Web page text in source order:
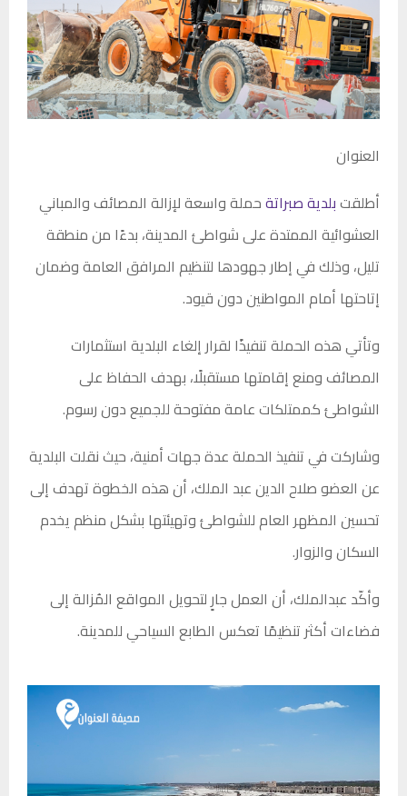
العنوان
أطلقتبلدية صبراتةحملة واسعة لإزالة المصائف والمباني
العشوائية الممتدة على شواطئ المدينة، بدءًا من منطقة
تليل، وذلك في إطار جهودها لتنظيم المرافق العامة وضمان
إتاحتها أمام المواطنين دون قيود.
وتأتي هذه الحملة تنفيذًا لقرار إلغاء البلدية استثمارات
المصائف ومنع إقامتها مستقبلًا، بهدف الحفاظ على
الشواطئ كممتلكات عامة مفتوحة للجميع دون رسوم.
وشاركت في تنفيذ الحملة عدة جهات أمنية، حيث نقلت البلدية
عن العضو صلاح الدين عبد الملك، أن هذه الخطوة تهدف إلى
تحسين المظهر العام للشواطئ وتهيئتها بشكل منظم يخدم
السكان والزوار.
وأكّد عبدالملك، أن العمل جارٍ لتحويل المواقع المُزالة إلى
فضاءات أكثر تنظيمًا تعكس الطابع السياحي للمدينة.